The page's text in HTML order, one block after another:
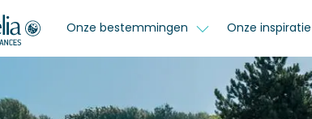
Onze bestemmingen Onze inspiratie